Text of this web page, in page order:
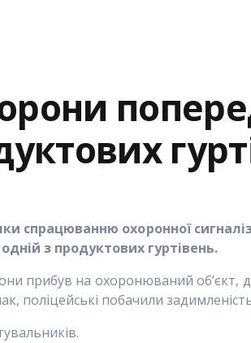
спрацюванню охоронної
з продуктових гуртівень.
прибув на охоронюваний об’єкт,
поліцейські побачили